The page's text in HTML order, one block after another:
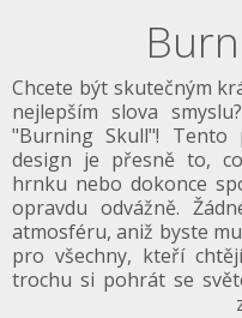
Chcete být skutečným
nejlepším slova
"Burning Skull"! Tento
design je přesně to,
hrnku nebo dokonce
opravdu odvážně.
atmosféru, aniž byste
pro všechny, kteří
trochu si pohrát se